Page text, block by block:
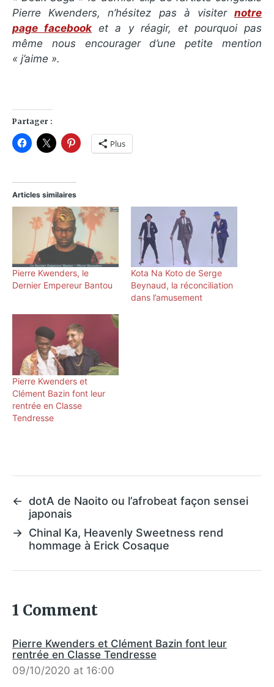
Pierre Kwenders, n’hésitez pas à visiter notre
page facebook et a y réagir, et pourquoi pas
même nous encourager d’une petite mention
« j’aime ».
Partager :
Plus
Articles similaires
Pierre Kwenders, le
Dernier Empereur Bantou
Kota Na Koto de Serge
Beynaud, la réconciliation
dans l’amusement
Pierre Kwenders et
Clément Bazin font leur
rentrée en Classe
Tendresse
←
dotA de Naoito ou l’afrobeat façon sensei
japonais
→ Chinal Ka, Heavenly Sweetness rend
hommage à Erick Cosaque
1 Comment
Pierre Kwenders et Clément Bazin font leur
rentrée en Classe Tendresse
09/10/2020 at 16:00